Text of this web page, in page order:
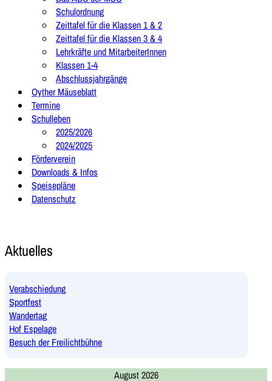
Schulordnung
Zeittafel für die Klassen 1 & 2
Zeittafel für die Klassen 3 & 4
Lehrkräfte und MitarbeiterInnen
Klassen 1-4
Abschlussjahrgänge
Oyther Mäuseblatt
Termine
Schulleben
2025/2026
2024/2025
Förderverein
Downloads & Infos
Speisepläne
Datenschutz
Aktuelles
Verabschiedung
Sportfest
Wandertag
Hof Espelage
Besuch der Freilichtbühne
August 2026